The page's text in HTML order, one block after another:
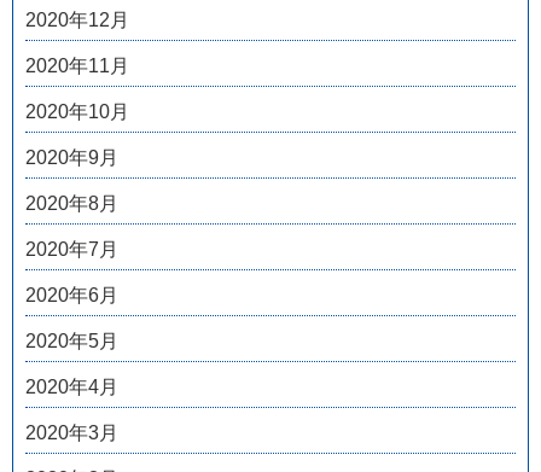
2020年12月
2020年11月
2020年10月
2020年9月
2020年8月
2020年7月
2020年6月
2020年5月
2020年4月
2020年3月